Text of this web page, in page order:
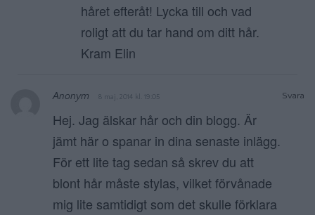
håret efteråt! Lycka till och vad
roligt att du tar hand om ditt hår.
Kram Elin
Svara
Anonym 8 maj, 2014 kl. 19:05
Hej. Jag älskar hår och din blogg. Är
jämt här o spanar in dina senaste inlägg.
För ett lite tag sedan så skrev du att
blont hår måste stylas, vilket förvånade
mig lite samtidigt som det skulle förklara